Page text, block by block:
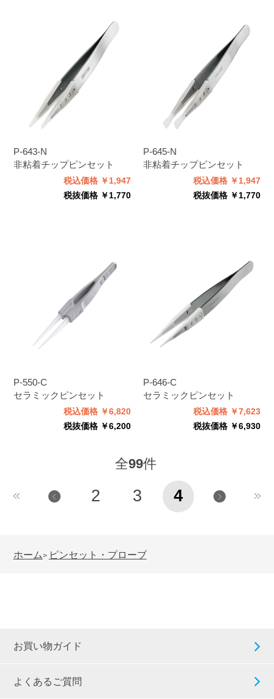
P-643-N
非粘着チップピンセット
税込価格 ￥1,947
税抜価格 ￥1,770
P-645-N
非粘着チップピンセット
税込価格 ￥1,947
税抜価格 ￥1,770
P-550-C
セラミックピンセット
税込価格 ￥6,820
税抜価格 ￥6,200
P-646-C
セラミックピンセット
税込価格 ￥7,623
税抜価格 ￥6,930
全99件
2 3 4
ホーム> ピンセット・プローブ
お買い物ガイド
よくあるご質問